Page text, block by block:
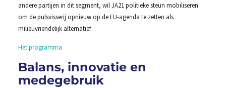
andere partijen in dit segment, wil JA21 politieke steun mobiliseren
om de pulsvisserij opnieuw op de EU-agenda te zetten als
milieuvriendelijk alternatief.
Het programma
Balans, innovatie en
medegebruik